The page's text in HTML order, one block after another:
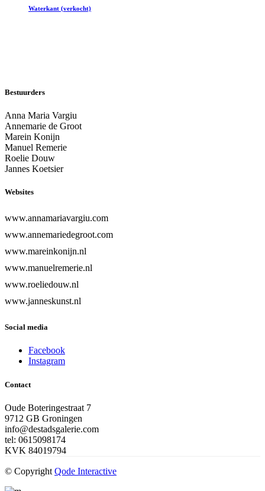
Waterkant (verkocht)
Bestuurders
Anna Maria Vargiu
Annemarie de Groot
Marein Konijn
Manuel Remerie
Roelie Douw
Jannes Koetsier
Websites
www.annamariavargiu.com
www.annemariedegroot.com
www.mareinkonijn.nl
www.manuelremerie.nl
www.roeliedouw.nl
www.janneskunst.nl
Social media
Facebook
Instagram
Contact
Oude Boteringestraat 7
9712 GB Groningen
info@destadsgalerie.com
tel: 0615098174
KVK 84019794
© Copyright Qode Interactive